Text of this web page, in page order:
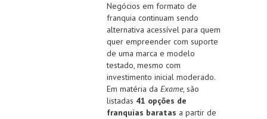
Negócios em formato de
franquia continuam sendo
alternativa acessível para quem
quer empreender com suporte
de uma marca e modelo
testado, mesmo com
investimento inicial moderado.
Em matéria da Exame, são
listadas 41 opções de
franquias baratas a partir de